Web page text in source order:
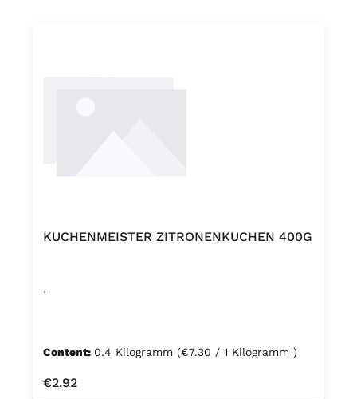
KUCHENMEISTER ZITRONENKUCHEN 400G
.
Content: 0.4 Kilogramm (€7.30 / 1 Kilogramm )
Regular price:
€2.92